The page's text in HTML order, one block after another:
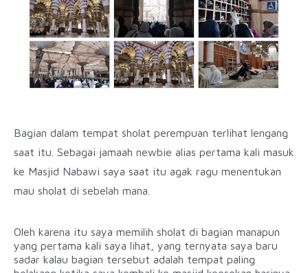
Bagian dalam tempat sholat perempuan terlihat lengang
saat itu. Sebagai jamaah newbie alias pertama kali masuk
ke Masjid Nabawi saya saat itu agak ragu menentukan
mau sholat di sebelah mana.
Oleh karena itu saya memilih sholat di bagian manapun
yang pertama kali saya lihat, yang ternyata saya baru
sadar kalau bagian tersebut adalah tempat paling